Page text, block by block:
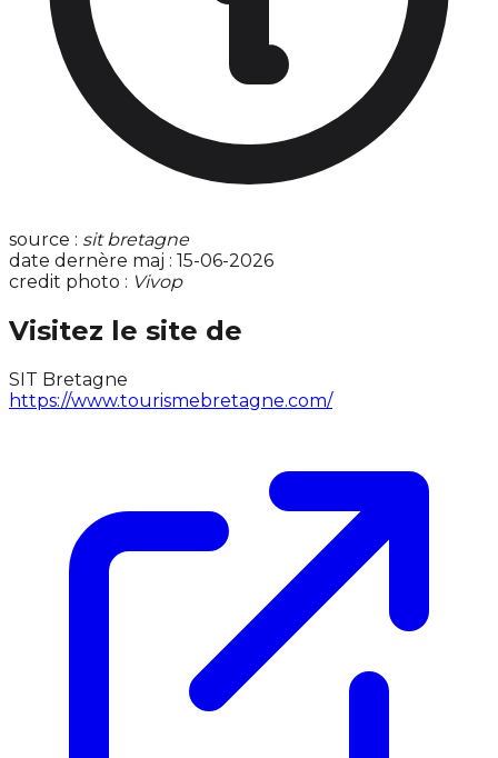
source : sit bretagne
date dernère maj : 15-06-2026
credit photo : Vivop
Visitez le site de
SIT Bretagne
https://www.tourismebretagne.com/